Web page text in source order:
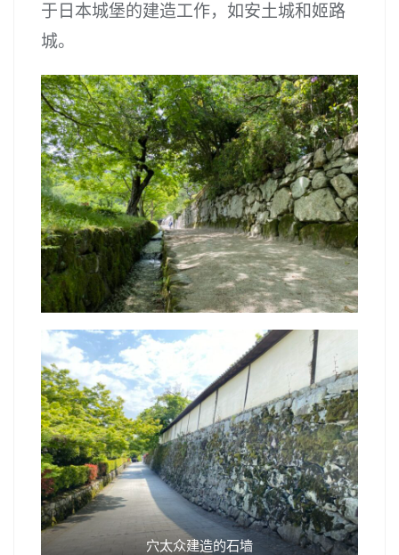
于日本城堡的建造工作，如安土城和姬路
城。
穴太众建造的石墙